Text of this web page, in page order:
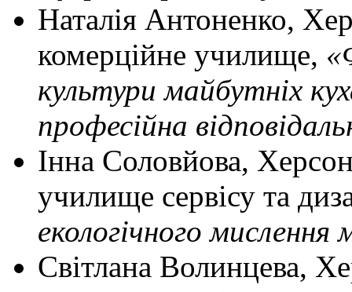
Наталія Антоненко,
комерційне училище,
культури майбутніх
професійна
Інна Соловйова,
училище сервісу та
екологічного мислення
Світлана Волинцева,